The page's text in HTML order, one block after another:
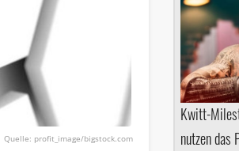
profit_image/bigstock.com
Kwitt-
nutzen das